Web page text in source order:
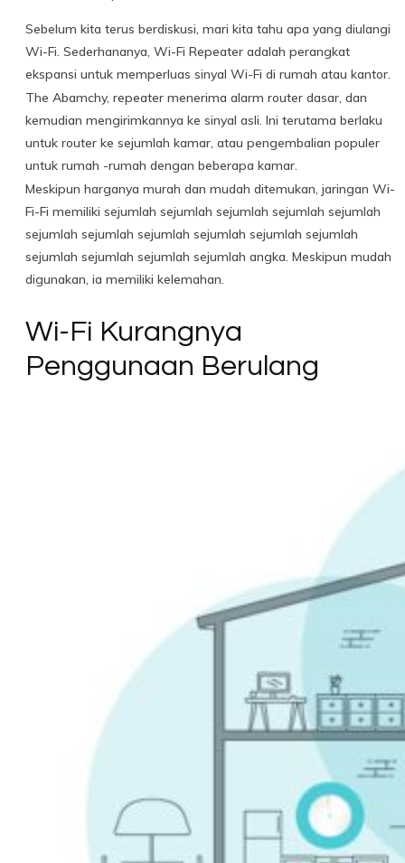
Sebelum kita terus berdiskusi, mari kita tahu apa yang diulangi
Wi-Fi. Sederhananya, Wi-Fi Repeater adalah perangkat
ekspansi untuk memperluas sinyal Wi-Fi di rumah atau kantor.
The Abamchy, repeater menerima alarm router dasar, dan
kemudian mengirimkannya ke sinyal asli. Ini terutama berlaku
untuk router ke sejumlah kamar, atau pengembalian populer
untuk rumah -rumah dengan beberapa kamar.
Meskipun harganya murah dan mudah ditemukan, jaringan Wi-
Fi-Fi memiliki sejumlah sejumlah sejumlah sejumlah sejumlah
sejumlah sejumlah sejumlah sejumlah sejumlah sejumlah
sejumlah sejumlah sejumlah sejumlah angka. Meskipun mudah
digunakan, ia memiliki kelemahan.
Wi-Fi Kurangnya
Penggunaan Berulang